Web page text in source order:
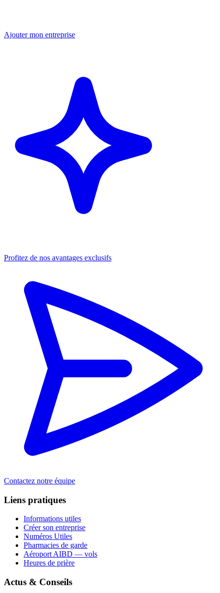
Ajouter mon entreprise
Profitez de nos avantages exclusifs
Contactez notre équipe
Liens pratiques
Informations utiles
Créer son entreprise
Numéros Utiles
Pharmacies de garde
Aéroport AIBD — vols
Heures de prière
Actus & Conseils